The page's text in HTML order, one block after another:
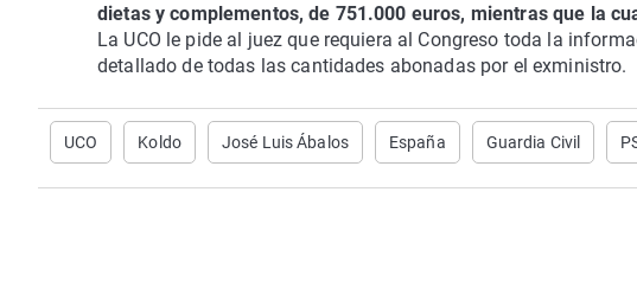
dietas y complementos, de 751.000 euros, mientras que la
La UCO le pide al juez que requiera al Congreso toda la
detallado de todas las cantidades abonadas por el exministro.
UCO Koldo José Luis Ábalos España Guardia Civil